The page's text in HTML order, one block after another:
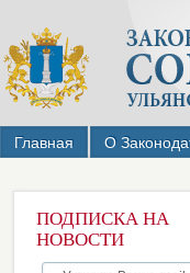
Главная О
ПОДПИСКА НА
НОВОСТИ